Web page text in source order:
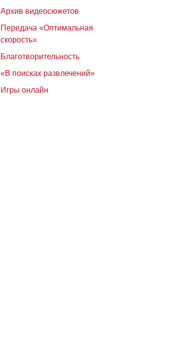
Архив видеосюжетов
Передача «Оптимальная
скорость»
Благотворительность
«В поисках развлечений»
Игры онлайн